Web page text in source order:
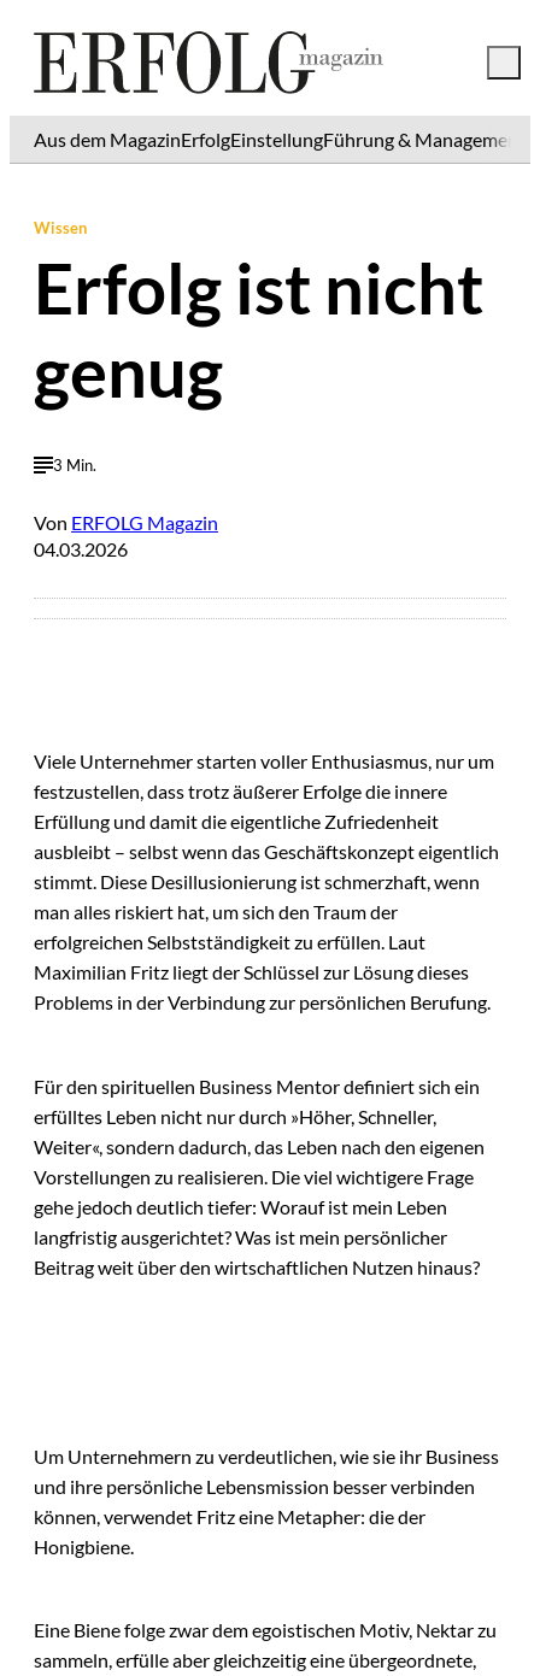
Aus dem MagazinErfolgEinstellungFührung & Management
Wissen
Erfolg ist nicht
genug
3 Min.
Von ERFOLG Magazin
04.03.2026
Viele Unternehmer starten voller Enthusiasmus, nur um
festzustellen, dass trotz äußerer Erfolge die innere
Erfüllung und damit die eigentliche Zufriedenheit
ausbleibt – selbst wenn das Geschäftskonzept eigentlich
stimmt. Diese Desillusionierung ist schmerzhaft, wenn
man alles riskiert hat, um sich den Traum der
erfolgreichen Selbstständigkeit zu erfüllen. Laut
Maximilian Fritz liegt der Schlüssel zur Lösung dieses
Problems in der Verbindung zur persönlichen Berufung.
Für den spirituellen Business Mentor definiert sich ein
erfülltes Leben nicht nur durch »Höher, Schneller,
Weiter«, sondern dadurch, das Leben nach den eigenen
Vorstellungen zu realisieren. Die viel wichtigere Frage
gehe jedoch deutlich tiefer: Worauf ist mein Leben
langfristig ausgerichtet? Was ist mein persönlicher
Beitrag weit über den wirtschaftlichen Nutzen hinaus?
Um Unternehmern zu verdeutlichen, wie sie ihr Business
und ihre persönliche Lebensmission besser verbinden
können, verwendet Fritz eine Metapher: die der
Honigbiene.
Eine Biene folge zwar dem egoistischen Motiv, Nektar zu
sammeln, erfülle aber gleichzeitig eine übergeordnete,